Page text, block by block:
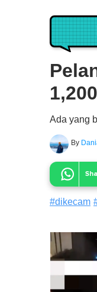
Ada yang
By
#dikecam